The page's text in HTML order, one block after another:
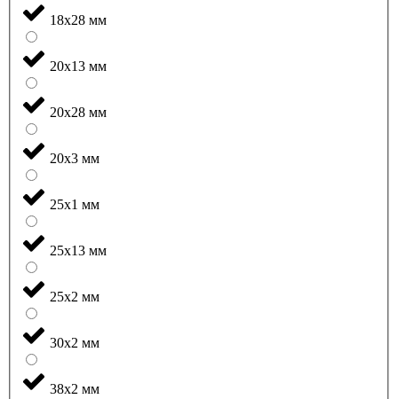
18x28 мм
20x13 мм
20x28 мм
20x3 мм
25x1 мм
25x13 мм
25x2 мм
30x2 мм
38x2 мм